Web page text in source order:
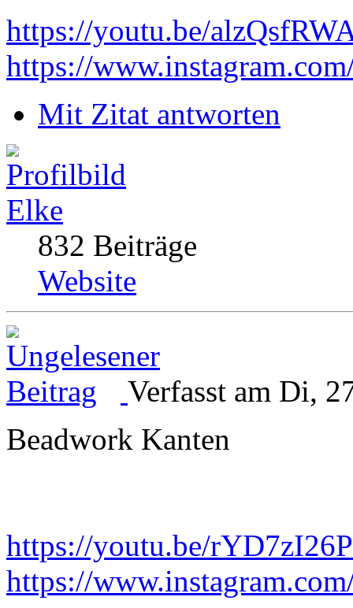
https://youtu.be/
https://
Mit Zitat antworten
Elke
832 Beiträge
Website
Verfasst am Di,
Beadwork Kanten
https://youtu.be/
https://